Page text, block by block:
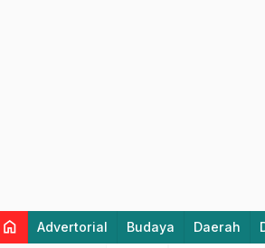
home Advertorial Budaya Daerah